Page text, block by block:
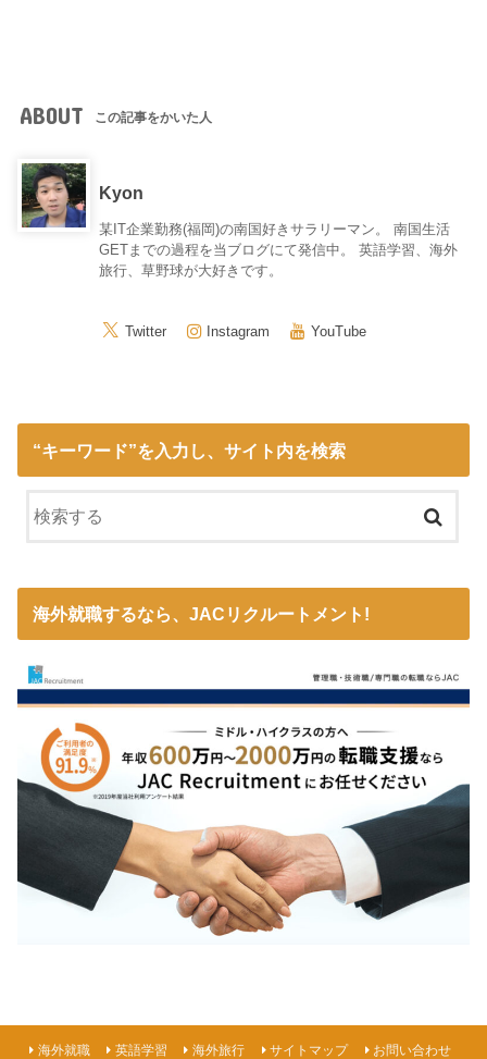
ABOUT この記事をかいた人
Kyon
某IT企業勤務(福岡)の南国好きサラリーマン。 南国生活
GETまでの過程を当ブログにて発信中。 英語学習、海外
旅行、草野球が大好きです。
Twitter Instagram YouTube
“キーワード”を入力し、サイト内を検索
海外就職するなら、JACリクルートメント!
海外就職 英語学習 海外旅行 サイトマップ お問い合わせ